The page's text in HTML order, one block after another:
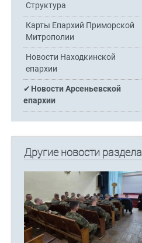
Структура
Карты Епархий Приморской
Митрополии
Новости Находкинской
епархии
Новости Арсеньевской
епархии
Другие новости раздела